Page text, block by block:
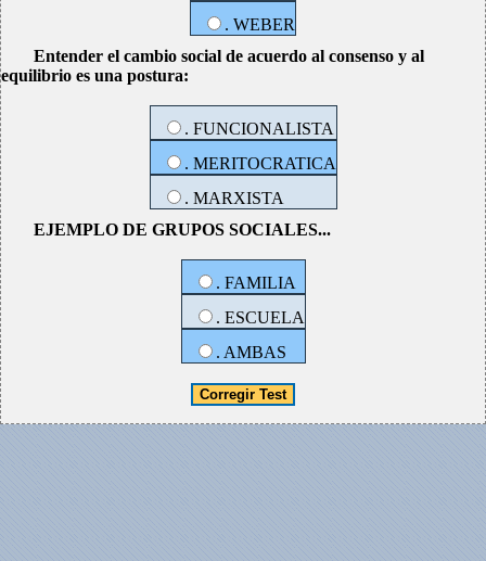
. WEBER
Entender el cambio social de acuerdo al consenso y al
equilibrio es una postura:
. FUNCIONALISTA
. MERITOCRATICA
. MARXISTA
EJEMPLO DE GRUPOS SOCIALES...
. FAMILIA
. ESCUELA
. AMBAS